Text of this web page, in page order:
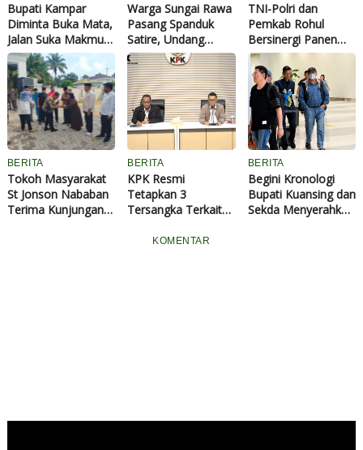
Bupati Kampar
Diminta Buka Mata,
Jalan Suka Makmur
di Depan Kantor
Desa Tarai Bangun
Belum Pernah
Diaspal, 4.500 Jiwa
Setiap Hari Melewati
Jalan Rusak
Warga Sungai Rawa
Pasang Spanduk
Satire, Undang
Bupati Siak
"Ngonten" di Jalan
Rusak
TNI-Polri dan
Pemkab Rohul
Bersinergi Panen
Raya Padi, Perkuat
Ketahanan Pangan
Nasional
BERITA
Tokoh Masyarakat
St Jonson Nababan
Terima Kunjungan
BERITA
KPK Resmi
Tetapkan 3
Tersangka Terkait
Bupati Suhardiman
BERITA
Begini Kronologi
Bupati Kuansing dan
Sekda Menyerahkan
KOMENTAR